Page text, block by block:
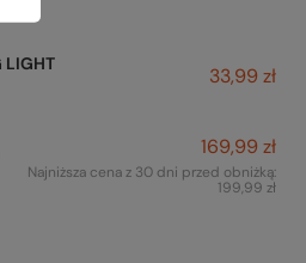
LIGHT
33,99 zł
169,99 zł
Najniższa cena z 30 dni przed obniżką:
199,99 zł